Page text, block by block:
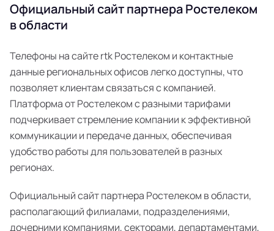
Официальный сайт партнера Ростелеком
в области
Телефоны на сайте rtk Ростелеком и контактные
данные региональных офисов легко доступны, что
позволяет клиентам связаться с компанией.
Платформа от Ростелеком с разными тарифами
подчеркивает стремление компании к эффективной
коммуникации и передаче данных, обеспечивая
удобство работы для пользователей в разных
регионах.
Официальный сайт партнера Ростелеком в области,
располагающий филиалами, подразделениями,
дочерними компаниями, секторами, департаментами,